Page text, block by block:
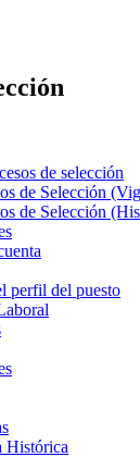
de selección
de Selección
de Selección
perfil del puesto
Histórica